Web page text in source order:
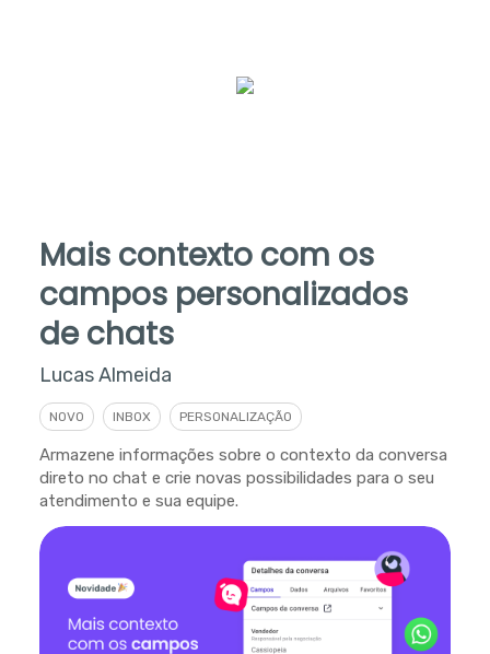
Mais contexto com os
campos personalizados
de chats
Lucas Almeida
NOVO INBOX PERSONALIZAÇÃO
Armazene informações sobre o contexto da conversa
direto no chat e crie novas possibilidades para o seu
atendimento e sua equipe.